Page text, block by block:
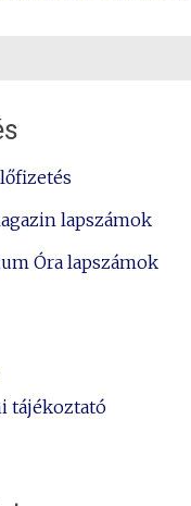
lapszámok
Óra lapszámok
tájékoztató